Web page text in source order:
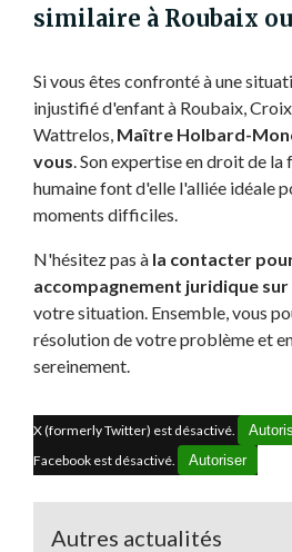
similaire à Roubaix
Si vous êtes confronté à une
injustifié d'enfant à Roubaix,
Wattrelos, Maître Holbard-
vous . Son expertise en droit de
humaine font d'elle l'alliée idéale
moments difficiles.
N'hésitez pas à la contacter
accompagnement juridique sur
votre situation. Ensemble, vous
résolution de votre problème et
sereinement.
X (formerly Twitter) est désactivé.
Facebook est désactivé.
Autoriser
Autres actualités